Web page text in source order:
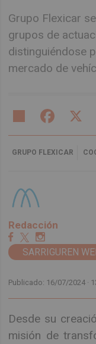
Grupo Flexicar
grupos de
distinguiéndose
mercado de
Share Facebook
GRUPO FLEXICAR
Redacción
SARRIGUREN
Publicado: 16/07/2024 ·
Desde su
misión de